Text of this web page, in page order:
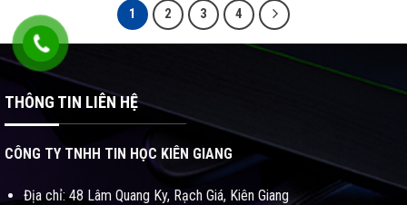
1 2 3 4
THÔNG TIN LIÊN HỆ
CÔNG TY TNHH TIN HỌC KIÊN GIANG
Địa chỉ: 48 Lâm Quang Ky, Rạch Giá, Kiên Giang